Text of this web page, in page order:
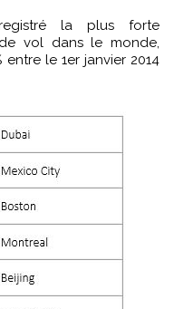
la plus forte
vol dans le monde,
le 1er janvier 2014